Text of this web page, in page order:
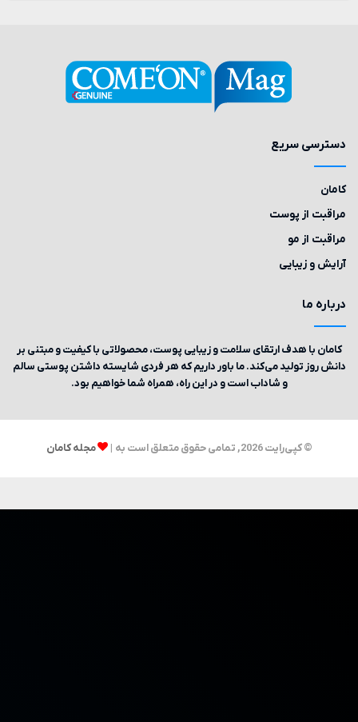
دسترسی سریع
کامان
مراقبت از پوست
مراقبت از مو
آرایش و زیبایی
درباره‌ ما
کامان با هدف ارتقای سلامت و زیبایی پوست، محصولاتی با کیفیت و مبتنی بر
دانش روز تولید می‌کند. ما باور داریم که هر فردی شایسته داشتن پوستی سالم
و شاداب است و در این راه، همراه شما خواهیم بود.
© کپی‌رایت 2026, تمامی حقوق متعلق است به | مجله کامان